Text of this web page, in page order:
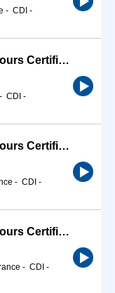
- CDI -
Directeur de Supermarché - Parcours Certifiant (H/F)
- CDI -
Directeur de Supermarché - Parcours Certifiant (H/F)
- CDI -
Directeur de Supermarché - Parcours Certifiant (H/F)
- CDI -